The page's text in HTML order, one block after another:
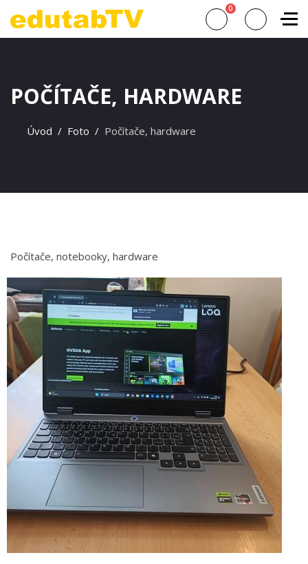
0
POČÍTAČE, HARDWARE
Úvod Foto Počítače, hardware
Počítače, notebooky, hardware